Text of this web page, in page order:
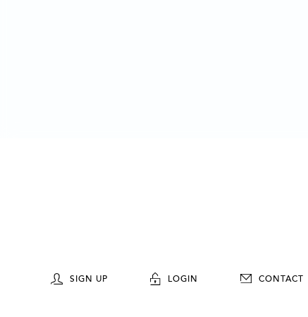
SIGN UP LOGIN CONTACT